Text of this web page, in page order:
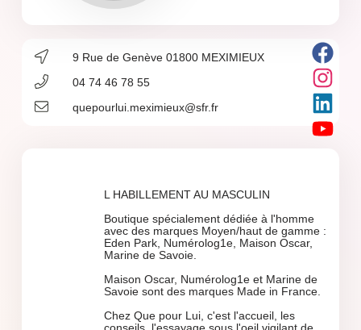
9 Rue de Genève 01800 MEXIMIEUX
04 74 46 78 55
quepourlui.meximieux@sfr.fr
L HABILLEMENT AU MASCULIN
Boutique spécialement dédiée à l'homme
avec des marques Moyen/haut de gamme :
Eden Park, Numérolog1e, Maison Oscar,
Marine de Savoie.
Maison Oscar, Numérolog1e et Marine de
Savoie sont des marques Made in France.
Chez Que pour Lui, c'est l'accueil, les